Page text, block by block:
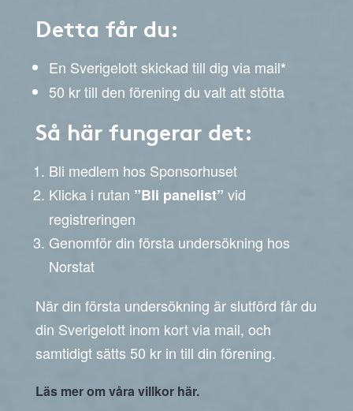
Detta får du:
En Sverigelott skickad till dig via mail*
50 kr till den förening du valt att stötta
Så här fungerar det:
Bli medlem hos Sponsorhuset
Klicka i rutan ”Bli panelist” vid
registreringen
Genomför din första undersökning hos
Norstat
När din första undersökning är slutförd får du
din Sverigelott inom kort via mail, och
samtidigt sätts 50 kr in till din förening.
Läs mer om våra villkor här.